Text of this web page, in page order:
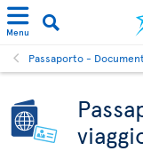
Menu
Passaporto -